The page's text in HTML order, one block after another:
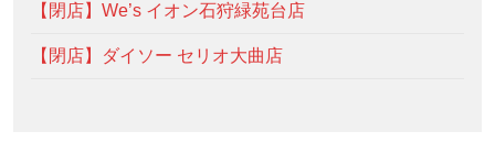
【閉店】We’s イオン石狩緑苑台店
【閉店】ダイソー セリオ大曲店